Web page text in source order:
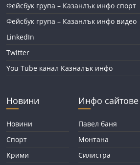
Фейсбук група – Казанлък инфо спорт
Фейсбук група – Казанлък инфо видео
LinkedIn
Twitter
You Tube канал Казналък инфо
Новини
Новини
Спорт
Крими
Инфо сайтове
Павел баня
Монтана
Силистра